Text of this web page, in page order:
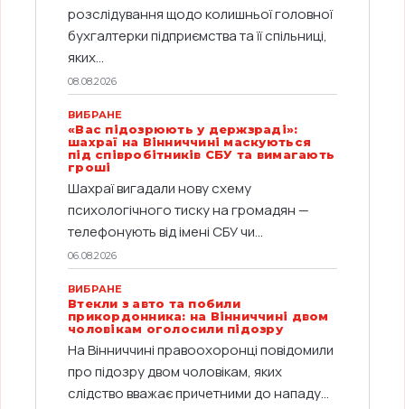
розслідування щодо колишньої головної
бухгалтерки підприємства та її спільниці,
яких...
08.08.2026
ВИБРАНЕ
«Вас підозрюють у держзраді»:
шахраї на Вінниччині маскуються
під співробітників СБУ та вимагають
гроші
Шахраї вигадали нову схему
психологічного тиску на громадян —
телефонують від імені СБУ чи...
06.08.2026
ВИБРАНЕ
Втекли з авто та побили
прикордонника: на Вінниччині двом
чоловікам оголосили підозру
На Вінниччині правоохоронці повідомили
про підозру двом чоловікам, яких
слідство вважає причетними до нападу...